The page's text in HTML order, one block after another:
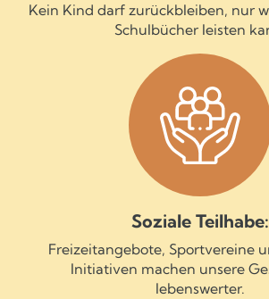
Kein Kind darf zurückbleiben, nur
Schulbücher leisten
Soziale Teilhabe:
Freizeitangebote, Sportvereine
Initiativen machen unsere
lebenswerter.